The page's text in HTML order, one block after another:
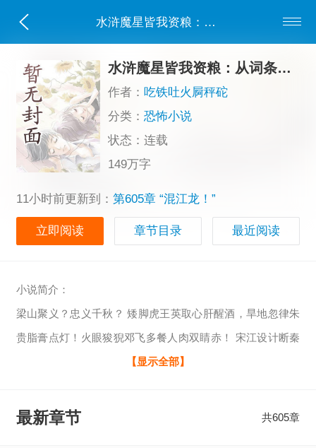
水浒魔星皆我资粮：从词条到王业
水浒魔星皆我资粮：从词条到王业
作者：吃铁吐火屙秤砣
分类：恐怖小说
状态：连载
149万字
11小时前更新到： 第605章 “混江龙！”
立即阅读 章节目录 最近阅读
小说简介：
梁山聚义？忠义千秋？ 矮脚虎王英取心肝醒酒，旱地忽律朱
贵脂膏点灯！火眼狻猊邓飞多餐人肉双睛赤！ 宋江设计断秦
明后路，吴用杀小衙内逼朱仝上山，！董平夺人妻女灭人满
乱舞似狮驼，非人间乐土！以众生悲号为乐章……那就比谁
【显示全部】
最新章节 共605章